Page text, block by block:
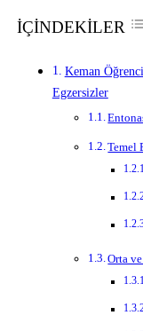
İÇİNDEKİLER
Keman
Egzersizler
Temel
Orta